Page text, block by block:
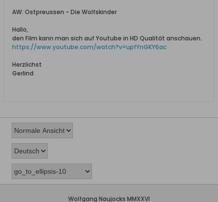
AW: Ostpreussen - Die Wolfskinder
Hallo,
den Film kann man sich auf Youtube in HD Qualität anschauen.
https://www.youtube.com/watch?v=upfYnGKY6ac
Herzlichst
Gerlind
Wolfgang Naujocks MMXXVI